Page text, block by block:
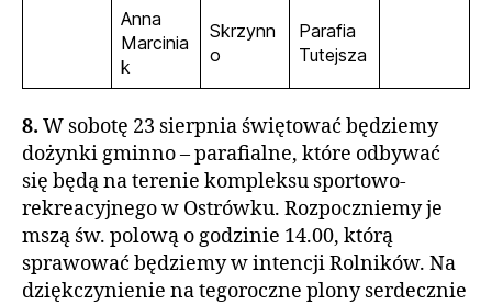
Anna
Marcinia
k
Skrzynn
o
Parafia
Tutejsza
8. W sobotę 23 sierpnia świętować będziemy
dożynki gminno – parafialne, które odbywać
się będą na terenie kompleksu sportowo-
rekreacyjnego w Ostrówku. Rozpoczniemy je
mszą św. polową o godzinie 14.00, którą
sprawować będziemy w intencji Rolników. Na
dziękczynienie na tegoroczne plony serdecznie